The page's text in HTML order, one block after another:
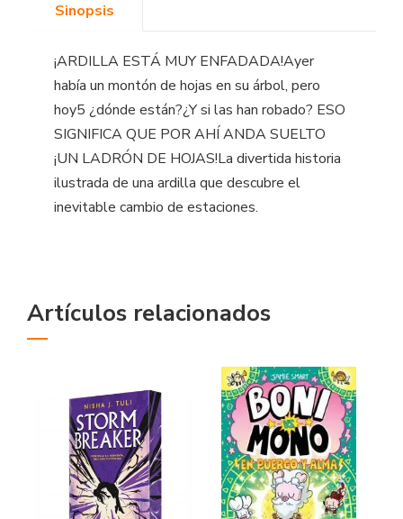
Sinopsis
¡ARDILLA ESTÁ MUY ENFADADA!Ayer
había un montón de hojas en su árbol, pero
hoy5 ¿dónde están?¿Y si las han robado? ESO
SIGNIFICA QUE POR AHÍ ANDA SUELTO
¡UN LADRÓN DE HOJAS!La divertida historia
ilustrada de una ardilla que descubre el
inevitable cambio de estaciones.
Artículos relacionados